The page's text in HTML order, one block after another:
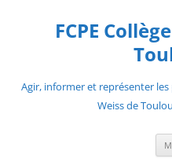
contenuFCPE
Agir, informer et représenter
Weiss de